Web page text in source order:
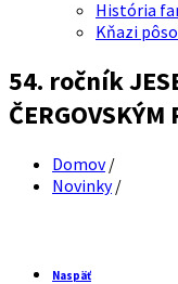
História
Kňazi
54. ročník
ČERGOVSKÝM
Domov /
Novinky /
Naspäť